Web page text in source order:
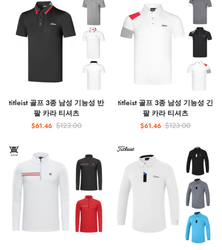
titleist 골프 3종 남성 기능성 반
팔 카라 티셔츠
$61.46 $123.00
titleist 골프 3종 남성 기능성 긴
팔 카라 티셔츠
$61.46 $123.00